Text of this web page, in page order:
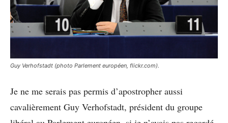
Guy Verhofstadt (photo Parlement européen, flickr.com).
Je ne me serais pas permis d’apostropher aussi
cavalièrement Guy Verhofstadt, président du groupe